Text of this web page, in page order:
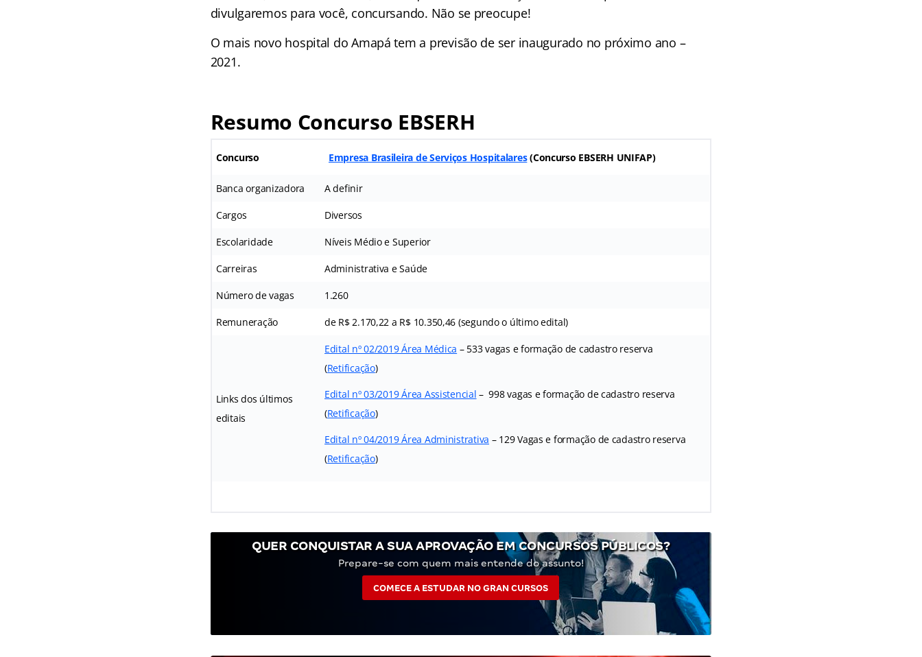
divulgaremos para você, concursando. Não se preocupe!
O mais novo hospital do Amapá tem a previsão de ser inaugurado no próximo ano –
2021.
Resumo Concurso EBSERH
Concurso Empresa Brasileira de Serviços Hospitalares(Concurso EBSERH UNIFAP)
Banca organizadora A definir
Cargos Diversos
Escolaridade Níveis Médio e Superior
Carreiras Administrativa e Saúde
Número de vagas 1.260
Remuneração de R$ 2.170,22 a R$ 10.350,46 (segundo o último edital)
Links dos últimos
editais
Edital nº 02/2019 Área Médica – 533 vagas e formação de cadastro reserva
(Retificação)
Edital nº 03/2019 Área Assistencial – 998 vagas e formação de cadastro reserva
(Retificação)
Edital nº 04/2019 Área Administrativa – 129 Vagas e formação de cadastro reserva
(Retificação)
QUER CONQUISTAR A SUA APROVAÇÃO EM CONCURSOS PÚBLICOS?
Prepare-se com quem mais entende do assunto!
COMECE A ESTUDAR NO GRAN CURSOS